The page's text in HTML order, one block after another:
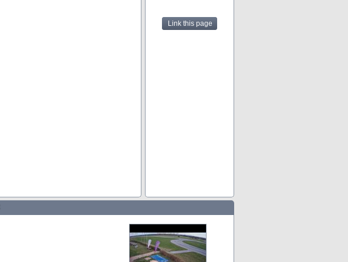
Link this page